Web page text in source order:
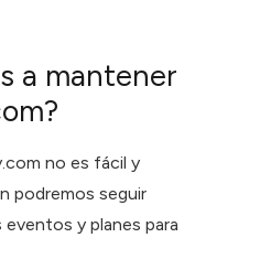
a mantener
no es fácil y
podremos seguir
y planes para